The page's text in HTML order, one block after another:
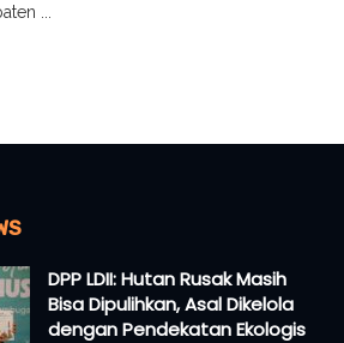
...
DPP LDII: Hutan Rusak Masih
Bisa Dipulihkan, Asal Dikelola
dengan Pendekatan Ekologis